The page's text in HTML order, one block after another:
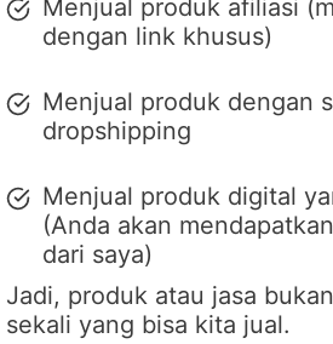
Menjual produk afiliasi
dengan link khusus)
Menjual produk dengan
dropshipping
Menjual produk digital
(Anda akan
dari saya)
Jadi, produk atau jasa
sekali yang bisa kita jual.